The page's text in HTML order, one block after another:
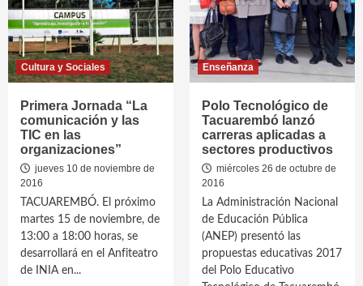
Cultura y Sociales
Primera Jornada “La
comunicación y las
TIC en las
organizaciones”
jueves 10 de noviembre de
2016
TACUAREMBÓ. El próximo
martes 15 de noviembre, de
13:00 a 18:00 horas, se
desarrollará en el Anfiteatro
de INIA en...
Enseñanza
Polo Tecnológico de
Tacuarembó lanzó
carreras aplicadas a
sectores productivos
miércoles 26 de octubre de
2016
La Administración Nacional
de Educación Pública
(ANEP) presentó las
propuestas educativas 2017
del Polo Educativo